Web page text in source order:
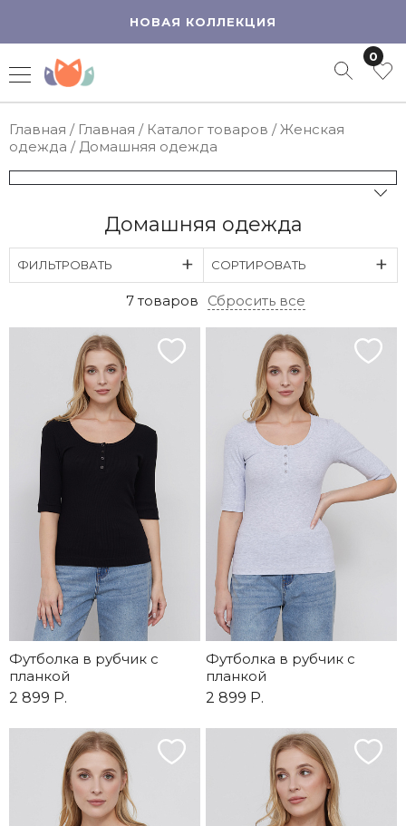
НОВАЯ КОЛЛЕКЦИЯ
0
Главная / Главная / Каталог товаров /Женская
одежда / Домашняя одежда
Домашняя одежда
ФИЛЬТРОВАТЬ СОРТИРОВАТЬ
7 товаров Сбросить все
Футболка в рубчик с
планкой
2 899 Р.
Футболка в рубчик с
планкой
2 899 Р.